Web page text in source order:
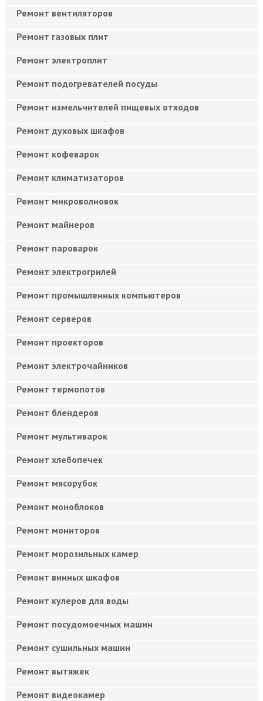
Ремонт вентиляторов
Ремонт газовых плит
Ремонт электроплит
Ремонт подогревателей посуды
Ремонт измельчителей пищевых отходов
Ремонт духовых шкафов
Ремонт кофеварок
Ремонт климатизаторов
Ремонт микроволновок
Ремонт майнеров
Ремонт пароварок
Ремонт электрогрилей
Ремонт промышленных компьютеров
Ремонт серверов
Ремонт проекторов
Ремонт электрочайников
Ремонт термопотов
Ремонт блендеров
Ремонт мультиварок
Ремонт хлебопечек
Ремонт мясорубок
Ремонт моноблоков
Ремонт мониторов
Ремонт морозильных камер
Ремонт винных шкафов
Ремонт кулеров для воды
Ремонт посудомоечных машин
Ремонт сушильных машин
Ремонт вытяжек
Ремонт видеокамер